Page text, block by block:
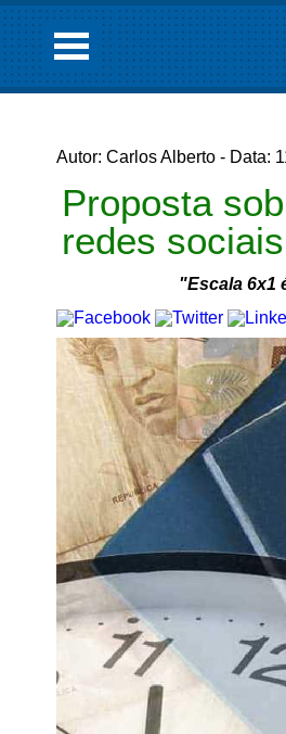
Autor: Carlos Alberto - Data:
Proposta
redes
"Escala 6x1